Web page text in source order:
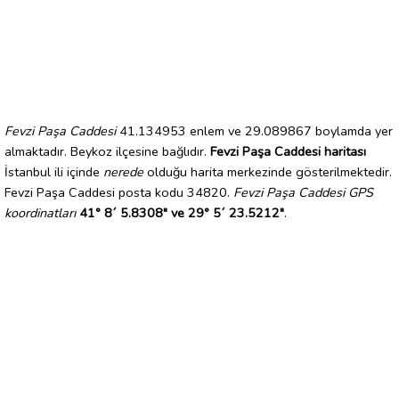
Fevzi Paşa Caddesi41.134953 enlem ve 29.089867 boylamda yer
almaktadır. Beykoz ilçesine bağlıdır. Fevzi Paşa Caddesi haritası
İstanbul ili içinde nerede olduğu harita merkezinde gösterilmektedir.
Fevzi Paşa Caddesi posta kodu 34820. Fevzi Paşa Caddesi GPS
koordinatları 41° 8´ 5.8308" ve 29° 5´ 23.5212".